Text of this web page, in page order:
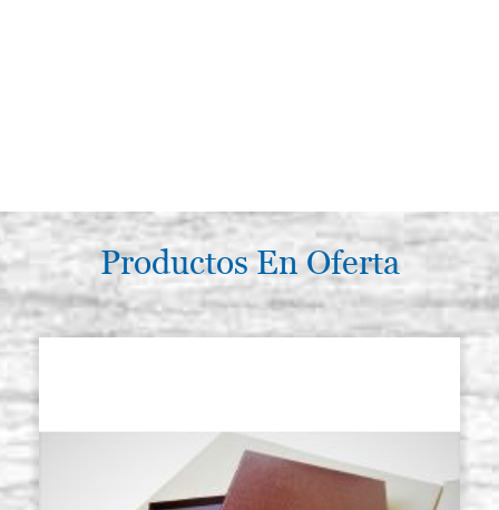
Productos En Oferta